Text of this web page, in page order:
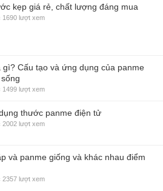
kẹp giá rẻ, chất lượng đáng mua
1690 lượt xem
gì? Cấu tạo và ứng dụng của panme
1499 lượt xem
thước panme điện tử
2002 lượt xem
và panme giống và khác nhau điểm
2357 lượt xem